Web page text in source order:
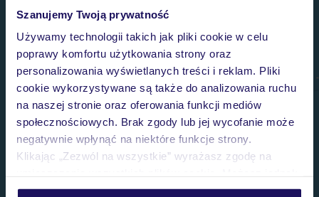
Szanujemy Twoją prywatność
Używamy technologii takich jak pliki cookie w celu
poprawy komfortu użytkowania strony oraz
personalizowania wyświetlanych treści i reklam. Pliki
cookie wykorzystywane są także do analizowania ruchu
na naszej stronie oraz oferowania funkcji mediów
społecznościowych. Brak zgody lub jej wycofanie może
negatywnie wpłynąć na niektóre funkcje strony.
Klikając „Zezwól na wszystkie” wyrażasz zgodę na
personalizować swój wybór wchodząc w zakładkę